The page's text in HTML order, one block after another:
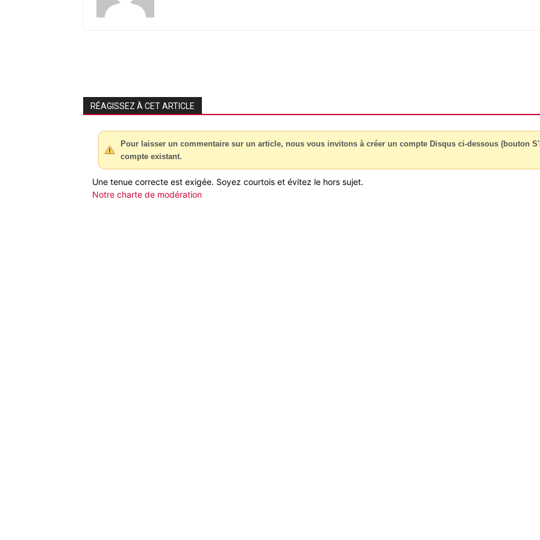
RÉAGISSEZ À CET ARTICLE
Pour laisser un commentaire sur un article, nous vous invitons à créer un compte Disqus ci-dessous (bouton
compte existant.
Une tenue correcte est exigée. Soyez courtois et évitez le hors sujet.
Notre charte de modération